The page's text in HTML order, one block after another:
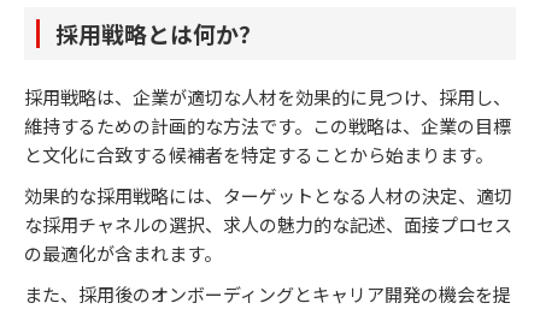
採用戦略とは何か？
採用戦略は、企業が適切な人材を効果的に見つけ、採用し、
維持するための計画的な方法です。この戦略は、企業の目標
と文化に合致する候補者を特定することから始まります。
効果的な採用戦略には、ターゲットとなる人材の決定、適切
な採用チャネルの選択、求人の魅力的な記述、面接プロセス
の最適化が含まれます。
また、採用後のオンボーディングとキャリア開発の機会を提